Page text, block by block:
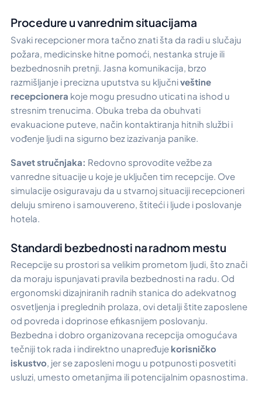
Procedure u vanrednim situacijama
Svaki recepcioner mora tačno znati šta da radi u slučaju
požara, medicinske hitne pomoći, nestanka struje ili
bezbednosnih pretnji. Jasna komunikacija, brzo
razmišljanje i precizna uputstva su ključniveštine
recepcionera koje mogu presudno uticati na ishod u
stresnim trenucima. Obuka treba da obuhvati
evakuacione puteve, način kontaktiranja hitnih službi i
vođenje ljudi na sigurno bez izazivanja panike.
Savet stručnjaka: Redovno sprovodite vežbe za
vanredne situacije u koje je uključen tim recepcije. Ove
simulacije osiguravaju da u stvarnoj situaciji recepcioneri
deluju smireno i samouvereno, štiteći i ljude i poslovanje
hotela.
Standardi bezbednosti na radnom mestu
Recepcije su prostori sa velikim prometom ljudi, što znači
da moraju ispunjavati pravila bezbednosti na radu. Od
ergonomski dizajniranih radnih stanica do adekvatnog
osvetljenja i preglednih prolaza, ovi detalji štite zaposlene
od povreda i doprinose efikasnijem poslovanju.
Bezbedna i dobro organizovana recepcija omogućava
tečniji tok rada i indirektno unapređuje korisničko
iskustvo, jer se zaposleni mogu u potpunosti posvetiti
usluzi, umesto ometanjima ili potencijalnim opasnostima.